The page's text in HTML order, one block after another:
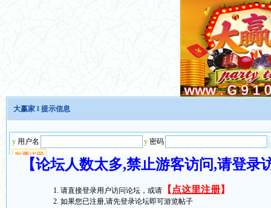
大赢家 ‖ 提示信息
【论坛人数太多,禁止游客访问,请登
请直接登录用户访问论坛，或请 【 点这里注册】
如果您已注册,请先登录论坛即可游览帖子